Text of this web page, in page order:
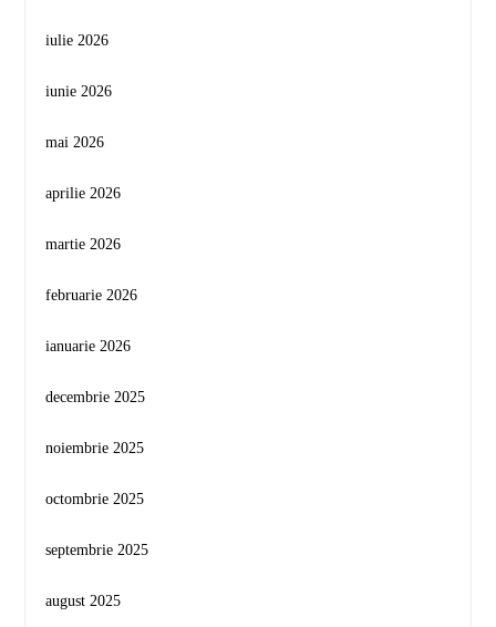
iulie 2026
iunie 2026
mai 2026
aprilie 2026
martie 2026
februarie 2026
ianuarie 2026
decembrie 2025
noiembrie 2025
octombrie 2025
septembrie 2025
august 2025